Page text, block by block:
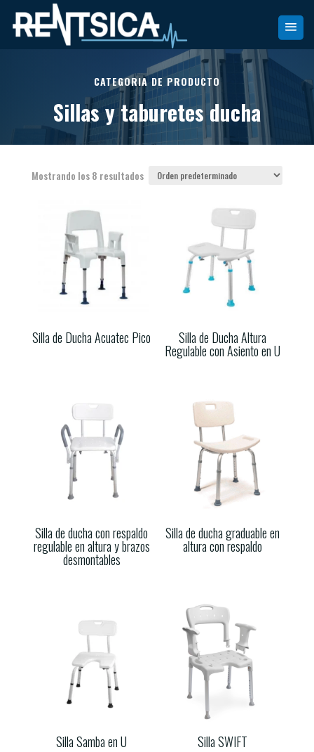
CATEGORIA DE PRODUCTO
Sillas y taburetes ducha
Mostrando los 8 resultados
Silla de Ducha Acuatec Pico Silla de Ducha Altura
Regulable con Asiento en U
Silla de ducha con respaldo
regulable en altura y brazos
desmontables
Silla de ducha graduable en
altura con respaldo
Silla Samba en U Silla SWIFT